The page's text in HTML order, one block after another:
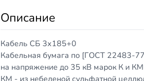
Описание
Кабель СБ 3х185+0
Кабельная бумага по [ГОСТ 22483-
на напряжение до 35 кВ марок К и